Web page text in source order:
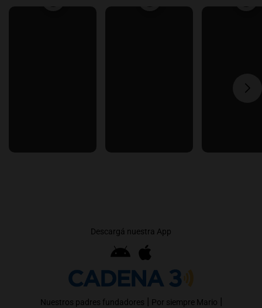
Descargá nuestra App
Nuestros padres fundadores | Por siempre Mario |